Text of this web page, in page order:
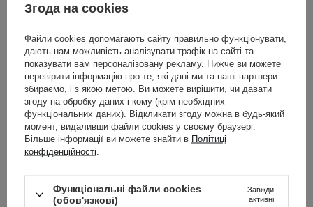
Beauty of Joseon -
Dynasty Cream -
Лагідний
зволожувальний крем
для обличчя - 50ml
297
COSRX - The 6 Peptide
Skin Booster Serum -
Комплексна пептидна
сироватка для обличчя -
150ml
839,00 ГРН
Згода на cookies
Файли cookies допомагають сайту правильно функціонувати,
дають нам можливість аналізувати трафік на сайті та
показувати вам персоналізовану рекламу. Нижче ви можете
перевірити інформацію про те, які дані ми та наші партнери
збираємо, і з якою метою. Ви можете вирішити, чи давати
згоду на обробку даних і кому (крім необхідних
функціональних даних). Відкликати згоду можна в будь-який
момент, видаливши файли cookies у своєму браузері.
Більше інформації ви можете знайти в Політиці
конфіденційності
Функціональні файли cookies
(обов'язкові)
Завжди
активні